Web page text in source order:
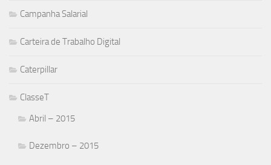
Campanha Salarial
Carteira de Trabalho Digital
Caterpillar
ClasseT
Abril – 2015
Dezembro – 2015